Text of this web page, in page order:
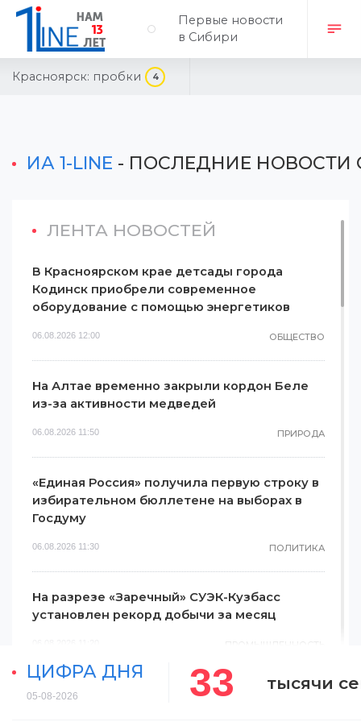
Первые новости
в Сибири
Красноярск: пробки 4
ИА 1-LINE - ПОСЛЕДНИЕ НОВОСТИ
ЛЕНТА НОВОСТЕЙ
В Красноярском крае детсады города
Кодинск приобрели современное
оборудование с помощью энергетиков
06.08.2026 12:00 ОБЩЕСТВО
На Алтае временно закрыли кордон Беле
из-за активности медведей
06.08.2026 11:50 ПРИРОДА
«Единая Россия» получила первую строку в
избирательном бюллетене на выборах в
Госдуму
06.08.2026 11:30 ПОЛИТИКА
На разрезе «Заречный» СУЭК-Кузбасс
установлен рекорд добычи за месяц
Красноярцев предупредили о новой схеме
ЦИФРА ДНЯ
05-08-2026 33 тысячи